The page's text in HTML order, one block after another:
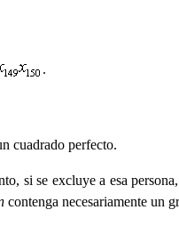
.
cuadrado perfecto.
si se excluye a esa
contenga necesariamente un